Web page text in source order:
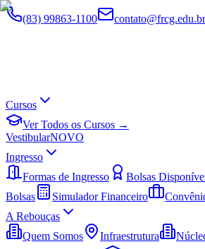
(83) 99863-1100 contato@frcg.edu.br
Cursos
Ver Todos os Cursos →
VestibularNOVO
Ingresso
Formas de Ingresso
Bolsas
Bolsas
Simulador Financeiro
A Rebouças
Quem Somos
Infraestrutura